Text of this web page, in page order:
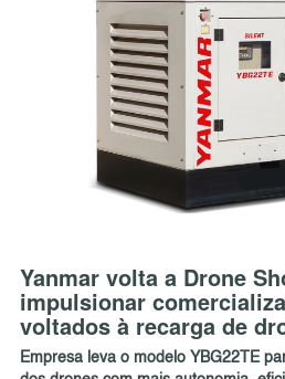
Yanmar volta a Drone
impulsionar
voltados à recarga de
Empresa leva o modelo YBG22TE